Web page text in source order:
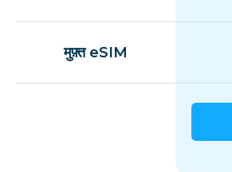
मुफ़्त eSIM